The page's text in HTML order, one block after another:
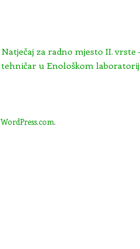
Natječaj za radno mjesto II. vrste
tehničar u Enološkom
WordPress.com.